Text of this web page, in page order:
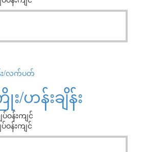
း/လက်ပတ်
/ဟန်းချိန်း
ဝန်းကျင်
ဝန်းကျင်